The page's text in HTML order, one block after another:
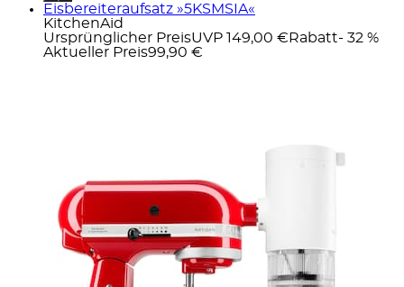
Eisbereiteraufsatz »5KSMSIA«
KitchenAid
Ursprünglicher PreisUVP 149,00 € Rabatt- 32 %
Aktueller Preis99,90 €